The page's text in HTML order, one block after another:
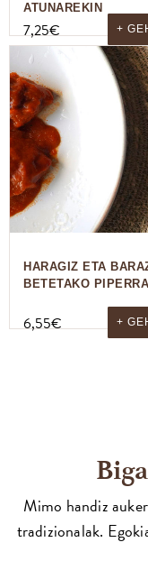
ATUNAREKIN
7,25€ +
HARAGIZ ETA
BETETAKO PIPERRA
6,55€ +
Mimo handiz
tradizionalak.